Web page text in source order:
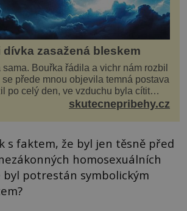
dívka zasažená bleskem
sama. Bouřka řádila a vichr nám rozbil
přede mnou objevila temná postava
po celý den, ve vzduchu byla cítit
před domem se opřel ví...skutecnepribehy.cz
s faktem, že byl jen těsně před
homosexuálních
byl potrestán symbolickým